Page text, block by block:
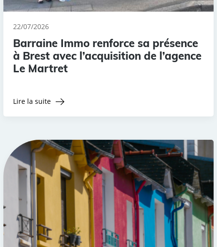
22/07/2026
Barraine Immo renforce sa présence
à Brest avec l’acquisition de l’agence
Le Martret
Lire la suite